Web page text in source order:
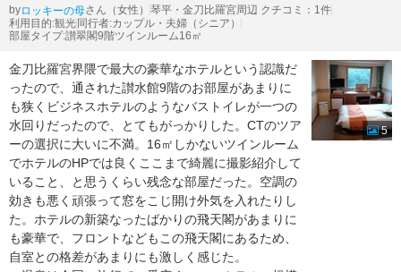
byロッキーの母さん（女性） 琴平・金刀比羅宮周辺 クチコミ：1件
利用目的:観光同行者:カップル・夫婦（シニア）
部屋タイプ:讃翠閣9階ツインルーム16㎡
金刀比羅宮界隈で最大の豪華なホテルという認識だ
ったので、通された讃水館9階のお部屋があまりに
も狭くビジネスホテルのようなバストイレが一つの
水回りだったので、とてもがっかりした。CTのツア
ーの選択に大いに不満。16㎡しかないツインルーム
でホテルのHPでは良くここまで綺麗に撮影紹介して
いること、と思うくらい残念な部屋だった。空調の
効きも悪く頑張って窓をこじ開け外気を入れたりし
た。ホテルの新築なったばかりの飛天閣があまりに
も豪華で、フロントなどもこの飛天閣にあるため、
自室との格差があまりにも激しく感じた。
5